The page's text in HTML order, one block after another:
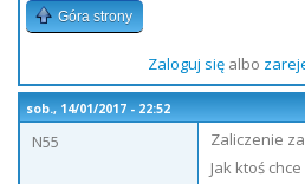
Góra strony
Zaloguj sięalbo
sob., 14/01/2017 - 22:52
N55
Zaliczenie
Jak ktoś